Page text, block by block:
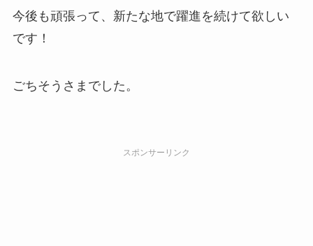
今後も頑張って、新たな地で躍進を続けて欲しい
です！
ごちそうさまでした。
スポンサーリンク